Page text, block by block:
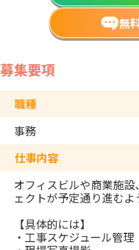
無
募集要項
職種
事務
仕事内容
オフィスビルや商業施
ェクトが予定通り進むよ
【具体的には】
・工事スケジュール管理